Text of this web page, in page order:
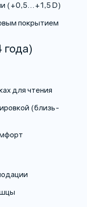
(+0,5...+1,5 D)
покрытием
года)
для чтения
(близь-